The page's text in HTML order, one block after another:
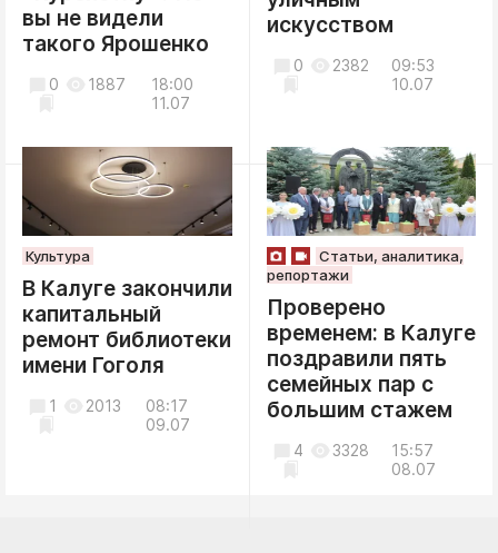
вы не видели
такого Ярошенко
18:00
11.07
0 1887
искусством
09:53
10.07
0 2382
Культура
В Калуге закончили
капитальный
ремонт библиотеки
имени Гоголя
08:17
09.07
1 2013
Статьи, аналитика,
репортажи
Проверено
временем: в Калуге
поздравили пять
семейных пар с
большим стажем
15:57
08.07
4 3328